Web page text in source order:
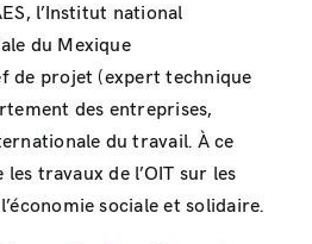
l’Institut national
du Mexique
de projet (expert technique
des entreprises,
du travail. À ce
travaux de l’OIT sur les
sociale et solidaire.